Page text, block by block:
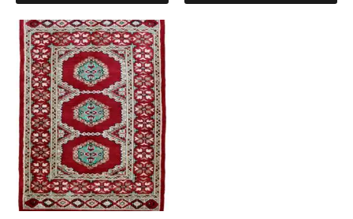
vaihtoehtoja,
jotka
voidaan
valita
tuotteen
sivulla